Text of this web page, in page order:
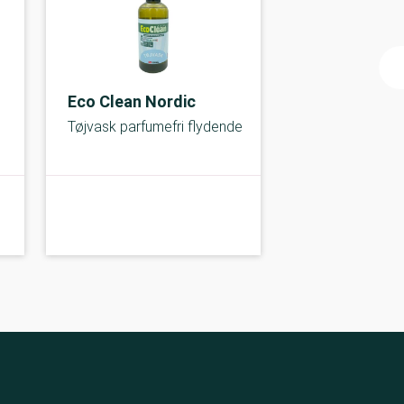
Eco Clean Nordic
Tøjvask parfumefri flydende